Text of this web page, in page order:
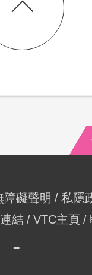
障礙聲明
私隱
結 VTC主頁